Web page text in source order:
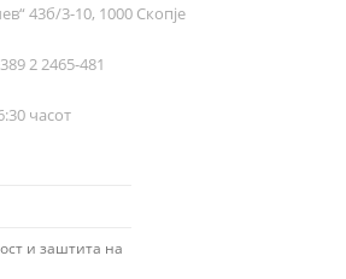
43б/3-10, 1000 Скопје
2 2465-481
часот
и заштита на